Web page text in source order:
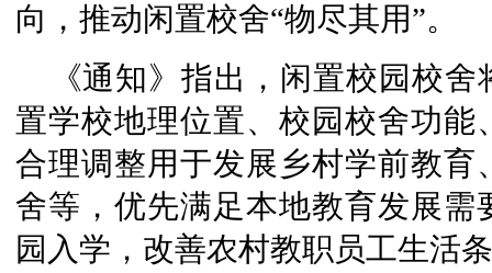
向，推动闲置校舍“物尽其用”。
《通知》指出，闲置校园校
置学校地理位置、校园校舍功
合理调整用于发展乡村学前教
舍等，优先满足本地教育发展
园入学，改善农村教职员工生活